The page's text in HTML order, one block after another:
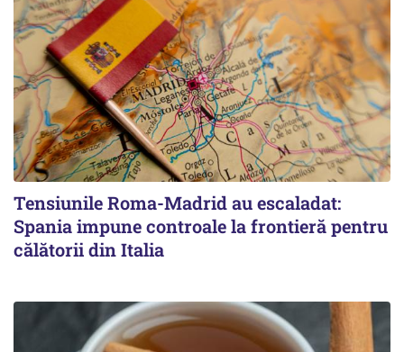
Tensiunile Roma-Madrid au escaladat:
Spania impune controale la frontieră pentru
călătorii din Italia